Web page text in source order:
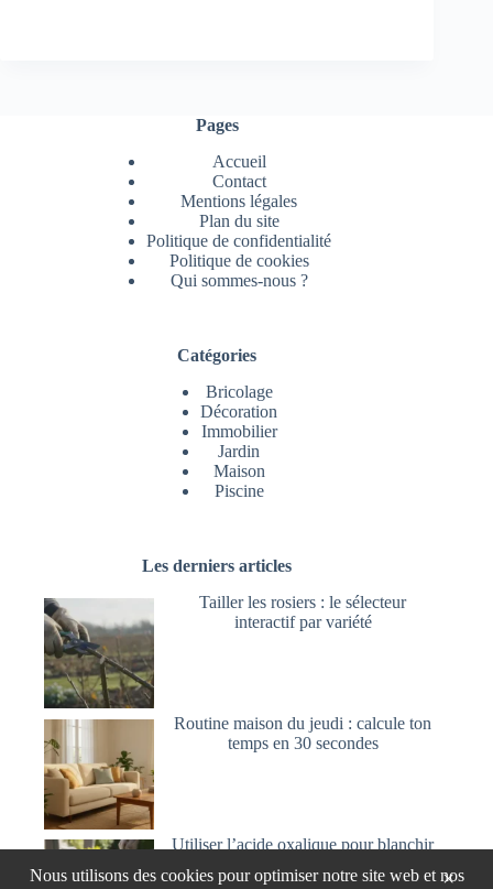
Pages
Accueil
Contact
Mentions légales
Plan du site
Politique de confidentialité
Politique de cookies
Qui sommes-nous ?
Catégories
Bricolage
Décoration
Immobilier
Jardin
Maison
Piscine
Les derniers articles
Tailler les rosiers : le sélecteur
interactif par variété
Routine maison du jeudi : calcule ton
temps en 30 secondes
Utiliser l’acide oxalique pour blanchir
×
Nous utilisons des cookies pour optimiser notre site web et nos